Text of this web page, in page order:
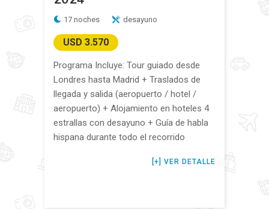
17 noches desayuno
USD 3.570
Programa Incluye: Tour guiado desde
Londres hasta Madrid + Traslados de
llegada y salida (aeropuerto / hotel /
aeropuerto) + Alojamiento en hoteles 4
estrallas con desayuno + Guía de habla
hispana durante todo el recorrido
VER DETALLE